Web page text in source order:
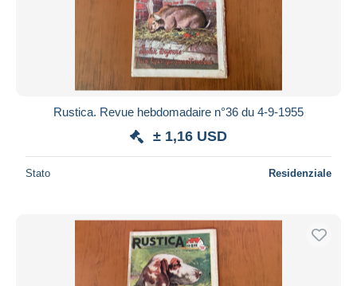
Rustica. Revue hebdomadaire n°36 du 4-9-1955
± 1,16 USD
Stato Residenziale